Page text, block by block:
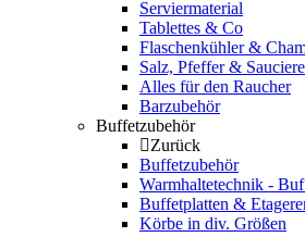
Serviermaterial
Tablettes & Co
Flaschenkühler &
Salz, Pfeffer & Sauciere
Alles für den Raucher
Barzubehör
Buffetzubehör
Zurück
Buffetzubehör
Warmhaltetechnik -
Buffetplatten &
Körbe in div. Größen